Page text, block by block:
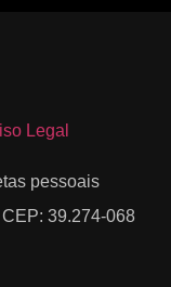
Legal
pessoais
39.274-068